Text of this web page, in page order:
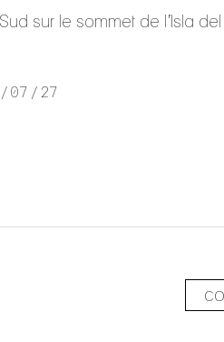
sur le sommet de l’Isla del
07 / 27